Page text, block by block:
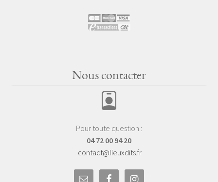
Nous contacter
Pour toute question :
04 72 00 94 20
contact@lieuxdits.fr